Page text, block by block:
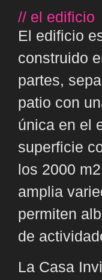
// el edificio
El edificio
construido
partes,
patio con
única en el
superficie
los 2000
amplia
permiten
de
La Casa